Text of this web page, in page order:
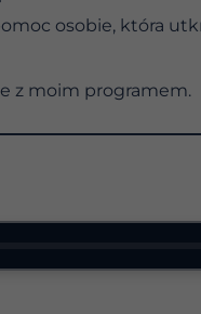
osobie, która
z moim programem.